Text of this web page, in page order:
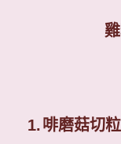
1.啡磨菇切